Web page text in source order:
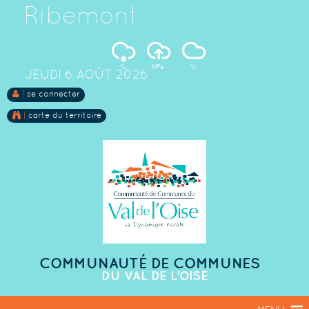
Ribemont
% hPa %
JEUDI 6 AOÛT 2026
se connecter
carte du territoire
COMMUNAUTÉ DE COMMUNES
DU VAL DE L’OISE